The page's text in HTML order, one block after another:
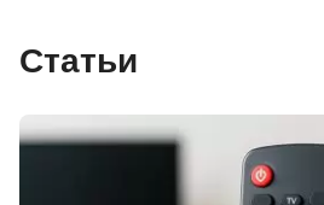
Статьи